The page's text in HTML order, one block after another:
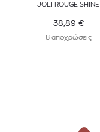
JOLI ROUGE SHINE
38,89 €
8 αποχρώσεις